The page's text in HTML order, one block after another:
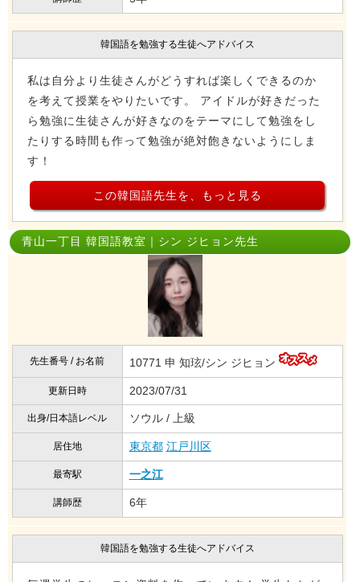
韓国語を勉強する生徒へアドバイス
私は自分より生徒さんがどうすれば楽しくできるのか
を考えて授業をやりたいです。 アイドルが好きだった
ら勉強に生徒さんが好きなのをテーマにして勉強をし
たりする時間も作って勉強が絶対飽きないようにしま
す！
この韓国語先生を、もっと見る
青山一丁目 韓国語教室｜シン ジヒョン先生
先生番号 / お名前 10771 申 知玹/シン ジヒョン
更新日時 2023/07/31
出身/日本語レベル ソウル / 上級
居住地 東京都 江戸川区
最寄駅 一之江
講師歴 6年
韓国語を勉強する生徒へアドバイス